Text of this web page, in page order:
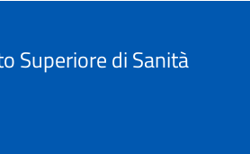
Superiore di Sanità